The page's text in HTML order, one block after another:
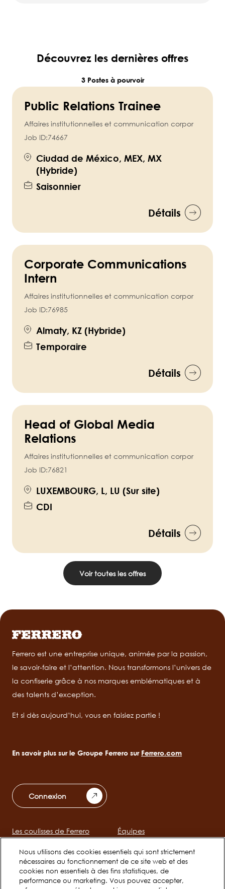
Découvrez les dernières offres
3 Postes à pourvoir
Public Relations Trainee
Affaires institutionnelles et communication corpor
Job ID:74667
Ciudad de México, MEX, MX
(Hybride)
Saisonnier
Détails
Corporate Communications
Intern
Affaires institutionnelles et communication corpor
Job ID:76985
Almaty, KZ (Hybride)
Temporaire
Détails
Head of Global Media
Relations
Affaires institutionnelles et communication corpor
Job ID:76821
LUXEMBOURG, L, LU (Sur site)
CDI
Détails
Voir toutes les offres
Ferrero est une entreprise unique, animée par la passion,
le savoir-faire et l’attention. Nous transformons l’univers de
la confiserie grâce à nos marques emblématiques et à
des talents d’exception.
Et si dès aujourd’hui, vous en faisiez partie !
En savoir plus sur le Groupe Ferrero sur Ferrero.com
Connexion
Main
navigation
Les coulisses de Ferrero Équipes
Jeunes talents
Nous utilisons des cookies essentiels qui sont strictement
nécessaires au fonctionnement de ce site web et des
cookies non essentiels à des fins statistiques, de
performance ou marketing. Vous pouvez accepter,